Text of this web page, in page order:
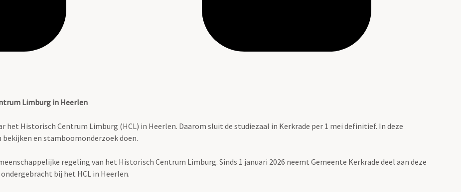
Limburg in Heerlen
het Historisch Centrum Limburg (HCL) in Heerlen. Daarom sluit de studiezaal in Kerkrade per 1 mei definitief. In deze
en stamboomonderzoek doen.
regeling van het Historisch Centrum Limburg. Sinds 1 januari 2026 neemt Gemeente Kerkrade deel aan deze
bij het HCL in Heerlen.